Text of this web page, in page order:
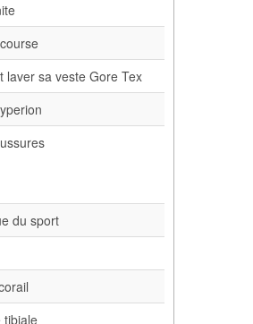
laver sa veste Gore Tex
du sport
tibiale